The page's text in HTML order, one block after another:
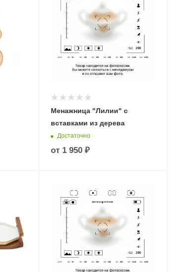
Менажница "Лилии" с
вставками из дерева
Достаточно
от 1 950 ₽